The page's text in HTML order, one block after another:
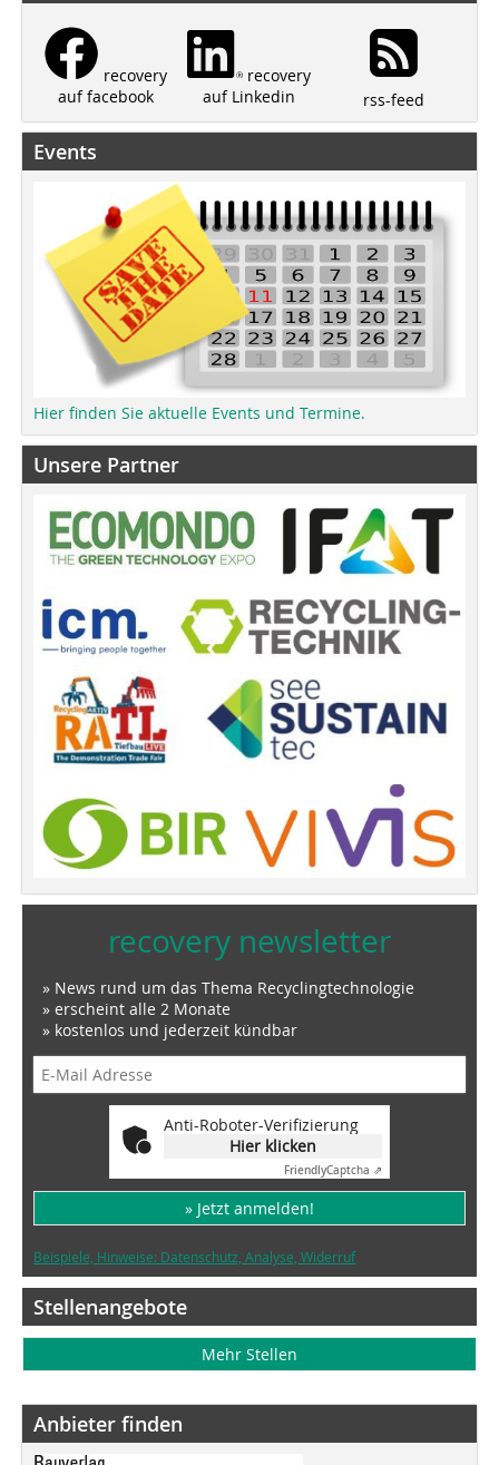
recovery
auf facebook
recovery
auf Linkedin
rss-feed
Events
Hier finden Sie aktuelle Events und Termine.
Unsere Partner
recovery newsletter
» News rund um das Thema Recyclingtechnologie
» erscheint alle 2 Monate
» kostenlos und jederzeit kündbar
Anti-Roboter-Verifizierung
Hier klicken
FriendlyCaptcha ⇗
» Jetzt anmelden!
Beispiele, Hinweise: Datenschutz, Analyse, Widerruf
Stellenangebote
Mehr Stellen
Anbieter finden